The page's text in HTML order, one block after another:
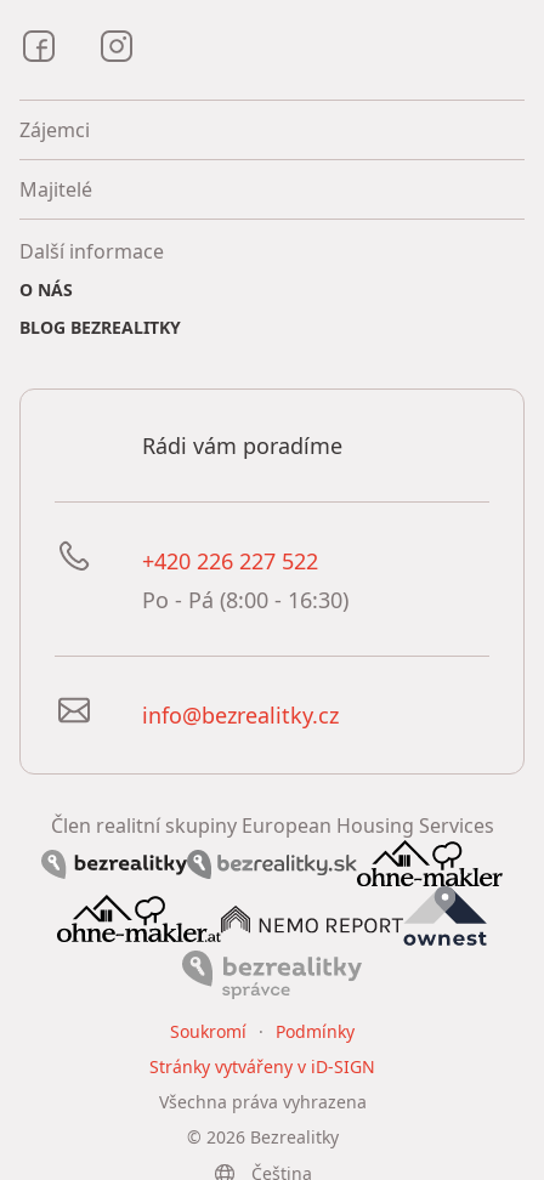
Bezrealitky na Facebooku
Zájemci
Majitelé
Další informace
O NÁS
BLOG BEZREALITKY
Rádi vám poradíme
+420 226 227 522
Po - Pá (8:00 - 16:30)
info@bezrealitky.cz
Člen realitní skupiny European Housing Services
© 2026Bezrealitky
Všechna práva vyhrazena
Soukromí
Podmínky
Stránky vytvářeny v iD-SIGN
Čeština